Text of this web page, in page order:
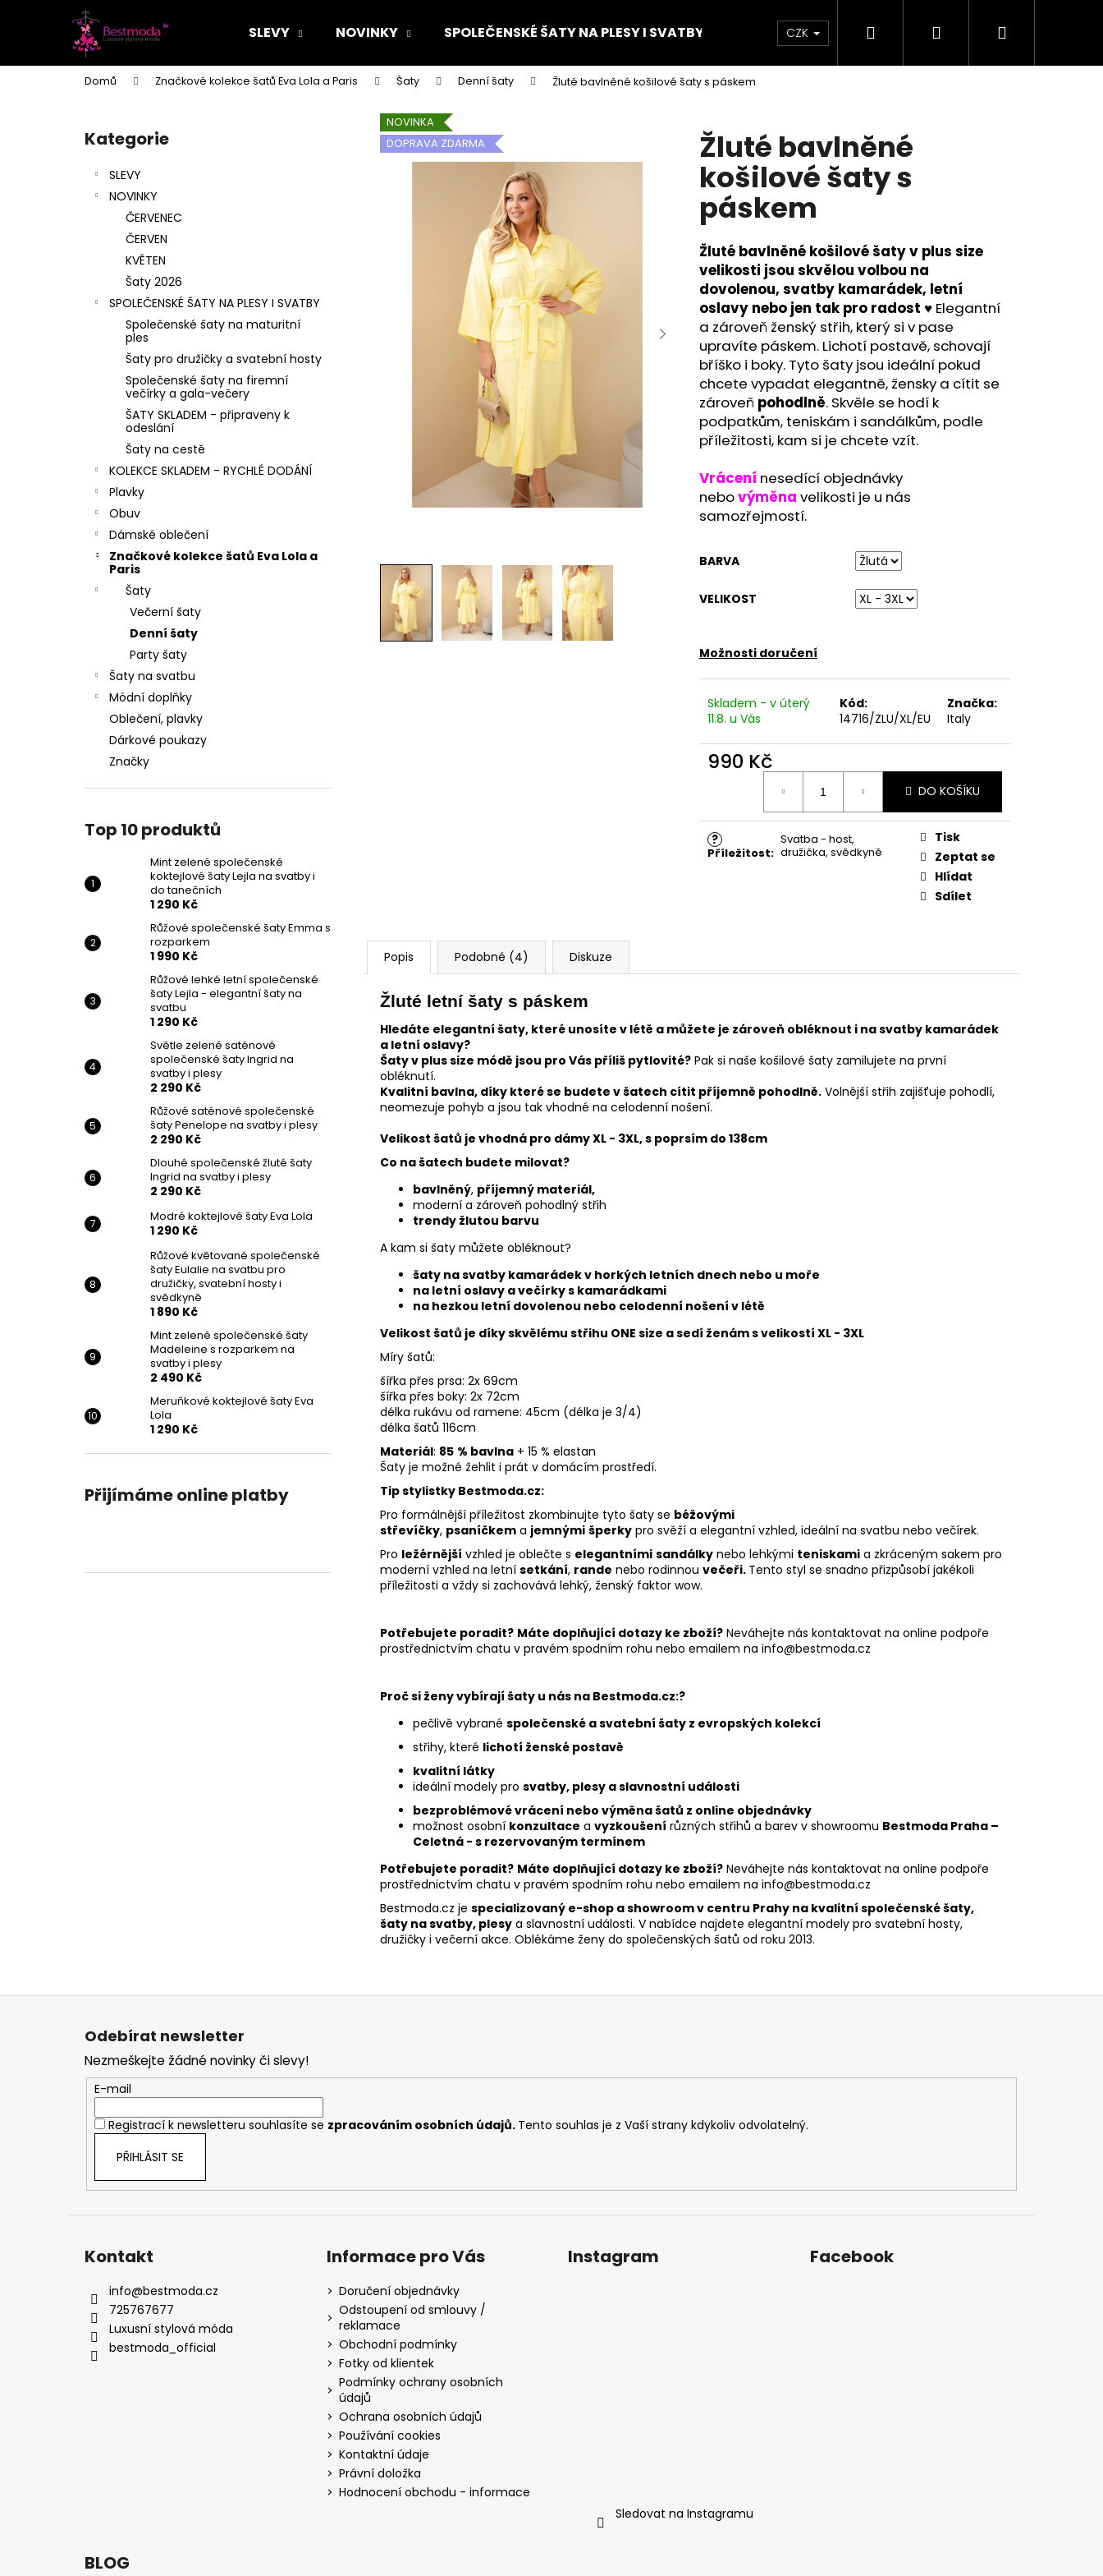
SLEVY NOVINKY SPOLEČENSKÉ ŠATY NA PLESY I SVATBY KOLEKCE SKLADEM - RYCHLÉ DODÁNÍ
CZK Hledat PřihlášeníNákupní
Domů Značkové kolekce šatů Eva Lola a Paris Šaty Denní šaty Žluté bavlněné košilové šaty s páskem
Přeskočit
kategorie
Kategorie
SLEVY
NOVINKY
ČERVENEC
ČERVEN
KVĚTEN
Šaty 2026
SPOLEČENSKÉ ŠATY NA PLESY I SVATBY
Společenské šaty na maturitní
ples
Šaty pro družičky a svatební hosty
Společenské šaty na firemní
večírky a gala-večery
ŠATY SKLADEM - připraveny k
odeslání
Šaty na cestě
KOLEKCE SKLADEM - RYCHLÉ DODÁNÍ
Plavky
Obuv
Dámské oblečení
Značkové kolekce šatů Eva Lola a
Paris
Šaty
Večerní šaty
Denní šaty
Party šaty
Šaty na svatbu
Módní doplňky
Oblečení, plavky
Dárkové poukazy
Značky
Top 10 produktů
Mint zelené společenské
koktejlové šaty Lejla na svatby i
do tanečních
1 290 Kč
Růžové společenské šaty Emma s
rozparkem
1 990 Kč
Růžové lehké letní společenské
šaty Lejla - elegantní šaty na
svatbu
1 290 Kč
Světle zelené saténové
společenské šaty Ingrid na
svatby i plesy
2 290 Kč
Růžové saténové společenské
šaty Penelope na svatby i plesy
2 290 Kč
Dlouhé společenské žluté šaty
Ingrid na svatby i plesy
2 290 Kč
Modré koktejlové šaty Eva Lola
1 290 Kč
Růžové květované společenské
šaty Eulalie na svatbu pro
družičky, svatební hosty i
svědkyně
1 890 Kč
Mint zelené společenské šaty
Madeleine s rozparkem na
svatby i plesy
2 490 Kč
Meruňkové koktejlové šaty Eva
Lola
1 290 Kč
Přijímáme online platby
Žluté bavlněné
košilové šaty s
páskem
Žluté bavlněné košilovéšaty v plus size
velikosti jsou skvělou volbou na
dovolenou, svatby kamarádek, letní
oslavy nebo jen tak pro radost ♥ Elegantní
a zároveň ženský střih, který si v pase
upravíte páskem. Lichotí postavě, schovají
bříško i boky. Tyto šaty jsou ideální pokud
chcete vypadat elegantně, žensky a cítit se
zároveň pohodlně. Skvěle se hodí k
podpatkům, teniskám i sandálkům, podle
příležitosti, kam si je chcete vzít.
Vrácení nesedící objednávky
nebovýměna velikosti je u nás
samozřejmostí.
BARVA
VELIKOST
Možnosti doručení
Skladem - v úterý
11.8. u Vás
Kód:
14716/ZLU/XL/EU
Značka:
Italy
990 Kč
DO KOŠÍKU
?
Příležitost:
Svatba - host,
družička, svědkyně
Tisk
Zeptat se
Hlídat
Sdílet
NOVINKA
DOPRAVA ZDARMA
Popis Podobné (4) Diskuze
Žluté letní šaty s páskem
Hledáte elegantní šaty, které unosíte v létě a můžete je zároveň obléknout i na svatby kamarádek
a letní oslavy?
Šaty v plus size módě jsou pro Vás příliš pytlovité? Pak si naše košilové šaty zamilujete na první
obléknutí.
Kvalitní bavlna, díky které se budete v šatech cítit příjemně pohodlně. Volnější střih zajišťuje pohodlí,
neomezuje pohyb a jsou tak vhodné na celodenní nošení.
Velikost šatů je vhodná pro dámy XL - 3XL, s poprsím do 138cm
Co na šatech budete milovat?
bavlněný, příjemný materiál,
moderní a zároveň pohodlný střih
trendy žlutou barvu
A kam si šaty můžete obléknout?
šaty na svatby kamarádek v horkých letních dnech nebo u moře
na letní oslavy a večírky s kamarádkami
na hezkou letní dovolenou nebo celodenní nošení v létě
Velikost šatů je díky skvělému střihu ONE size a sedí ženám s velikostí XL - 3XL
Míry šatů:
šířka přes prsa: 2x 69cm
šířka přes boky: 2x 72cm
délka rukávu od ramene: 45cm (délka je 3/4)
délka šatů 116cm
Materiál: 85 % bavlna + 15 % elastan
Šaty je možné žehlit i prát v domácím prostředí.
Tip stylistky Bestmoda.cz:
Pro formálnější příležitost zkombinujte tyto šaty se béžovými
střevíčky, psaníčkem a jemnými šperky pro svěží a elegantní vzhled, ideální na svatbu nebo večírek.
Pro ležérnější vzhled je oblečte s elegantními sandálky nebo lehkými teniskami a zkráceným sakem pro
moderní vzhled na letní setkání, rande nebo rodinnou večeři. Tento styl se snadno přizpůsobí jakékoli
příležitosti a vždy si zachovává lehký, ženský faktor wow.
Potřebujete poradit? Máte doplňující dotazy ke zboží? Neváhejte nás kontaktovat na online podpoře
prostřednictvím chatu v pravém spodním rohu nebo emailem na info@bestmoda.cz
Proč si ženy vybírají šaty u nás na Bestmoda.cz:?
pečlivě vybrané společenské a svatební šaty z evropských kolekcí
střihy, které lichotí ženské postavě
kvalitní látky
ideální modely pro svatby, plesy a slavnostní události
bezproblémové vrácení nebo výměna šatů z online objednávky
možnost osobní konzultace a vyzkoušení různých střihů a barev v showroomu Bestmoda Praha –
Celetná - s rezervovaným termínem
Potřebujete poradit? Máte doplňující dotazy ke zboží? Neváhejte nás kontaktovat na online podpoře
prostřednictvím chatu v pravém spodním rohu nebo emailem na info@bestmoda.cz
Bestmoda.cz je specializovaný e-shop a showroom v centru Prahy na kvalitní společenské šaty,
šaty na svatby, plesy a slavnostní události. V nabídce najdete elegantní modely pro svatební hosty,
družičky i večerní akce. Oblékáme ženy do společenských šatů od roku 2013.
í
Zpět
do
obchodu
Zpět
do
obchodu
Co potřebujete najít?
Doporučujeme
Následující
MINT ZELENÉ SPOLEČENSKÉ KOKTEJLOVÉ
ŠATY LEJLA NA SVATBY I DO TANEČNÍCH
1 290 Kč
RŮŽOVÉ SPOLEČENSKÉ ŠATY EMMA S RŮŽOVÉ LEHKÉ LETNÍ SPOLEČENSKÉ ŠATY
LEJLA - ELEGANTNÍ ŠATY NA SVATBU
Z
Odebírat newsletter
Nezmeškejte žádné novinky či slevy!
E-mail
Registrací k newsletteru souhlasíte se zpracováním osobních údajů. Tento souhlas je z Vaší strany kdykoliv odvolatelný.
PŘIHLÁSIT SE
Kontakt
info@bestmoda.cz
725767677
Luxusní stylová móda
bestmoda_official
Informace pro Vás
Doručení objednávky
Odstoupení od smlouvy /
reklamace
Obchodní podmínky
Fotky od klientek
Podmínky ochrany osobních
údajů
Ochrana osobních údajů
Používání cookies
Kontaktní údaje
Právní doložka
Hodnocení obchodu - informace
Instagram
Sledovat na Instagramu
Facebook
BLOG